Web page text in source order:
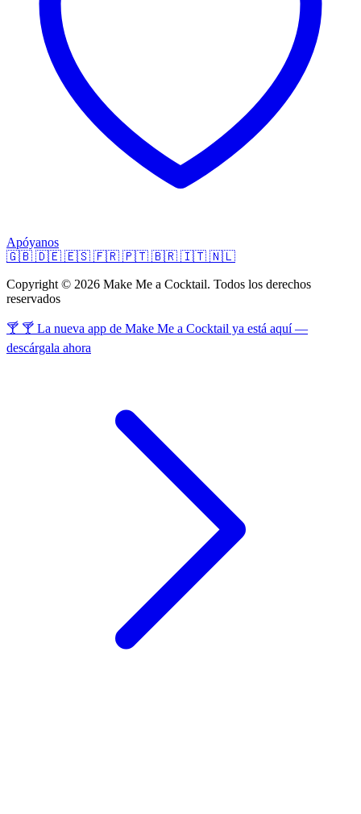
Apóyanos
🇬🇧 🇩🇪 🇪🇸 🇫🇷 🇵🇹 🇧🇷 🇮🇹 🇳🇱
Copyright © 2026 Make Me a Cocktail. Todos los derechos
reservados
🍸 🍸 La nueva app de Make Me a Cocktail ya está aquí —
descárgala ahora